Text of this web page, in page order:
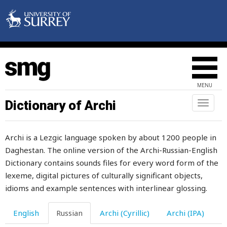
MENU
Toggle
Dictionary of Archi
Archi is a Lezgic language spoken by about 1200 people in
Daghestan. The online version of the Archi-Russian-English
Dictionary contains sounds files for every word form of the
lexeme, digital pictures of culturally significant objects,
idioms and example sentences with interlinear glossing.
English Russian Archi (Cyrillic) Archi (IPA)
секущийся
сель
семена
семенить
семенник
семечки
семечко